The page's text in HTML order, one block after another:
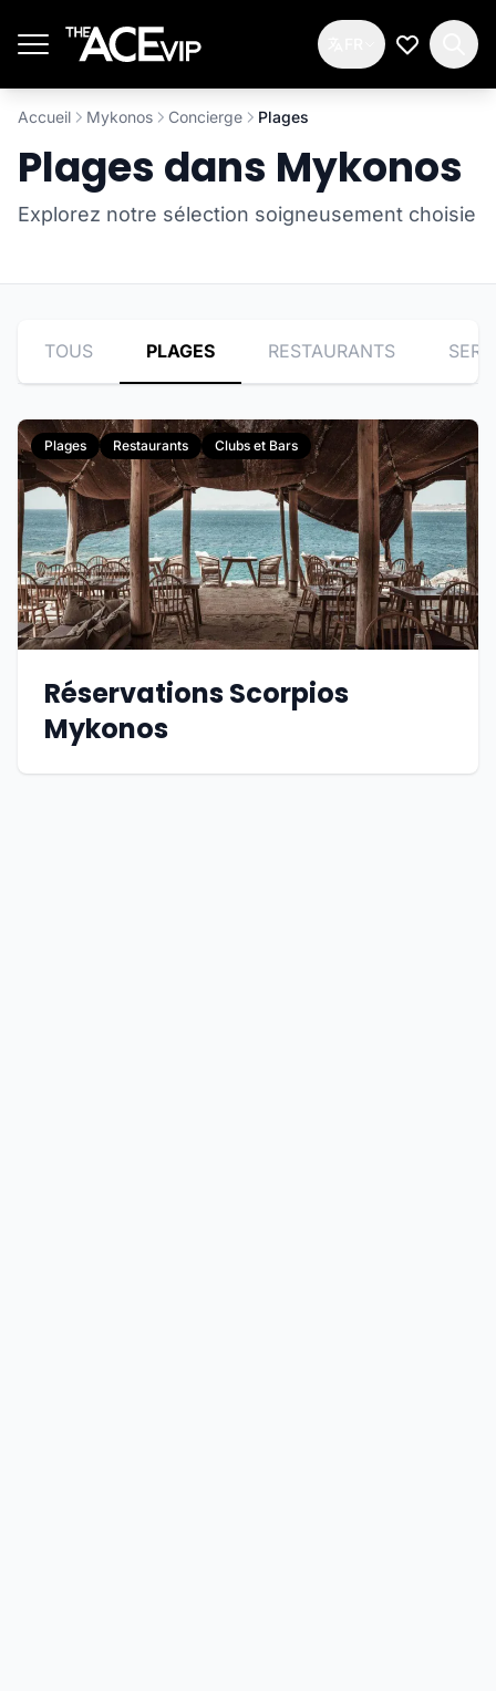
Ma Liste
Accueil Mykonos Concierge Plages
Plages dans Mykonos
Explorez notre sélection soigneusement choisie
TOUS PLAGES RESTAURANTS
Plages Restaurants Clubs et Bars
Réservations Scorpios
Mykonos